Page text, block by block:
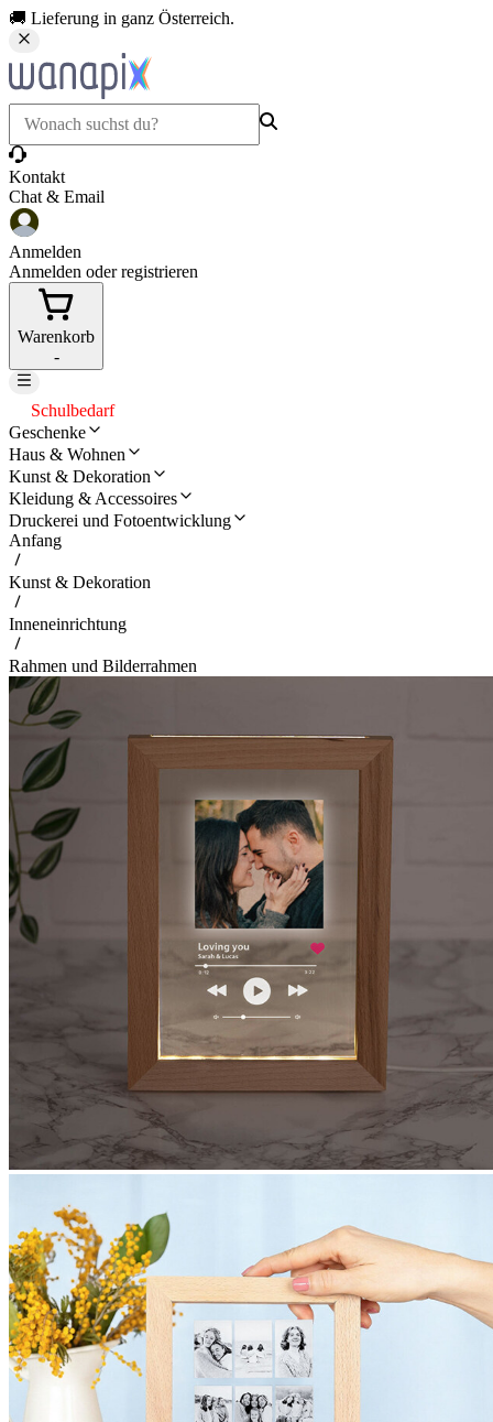
🚚 Lieferung in ganz Österreich.
Kontakt
Chat & Email
Anmelden
Anmelden oder registrieren
Warenkorb
-
Schulbedarf
Geschenke
Haus & Wohnen
Kunst & Dekoration
Kleidung & Accessoires
Druckerei und Fotoentwicklung
Anfang
Kunst & Dekoration
Inneneinrichtung
Rahmen und Bilderrahmen